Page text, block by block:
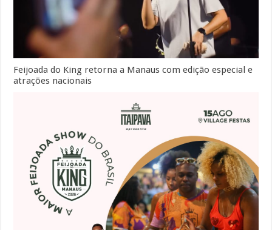
Feijoada do King retorna a Manaus com edição especial e
atrações nacionais